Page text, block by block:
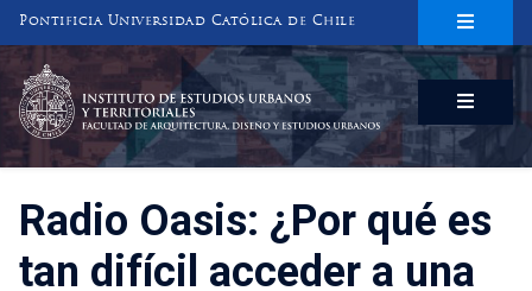
Pontificia Universidad Católica de Chile
INSTITUTO DE ESTUDIOS URBANOS
Y TERRITORIALES
FACULTAD DE ARQUITECTURA, DISEÑO Y ESTUDIOS URBANOS
Radio Oasis: ¿Por qué es
tan difícil acceder a una